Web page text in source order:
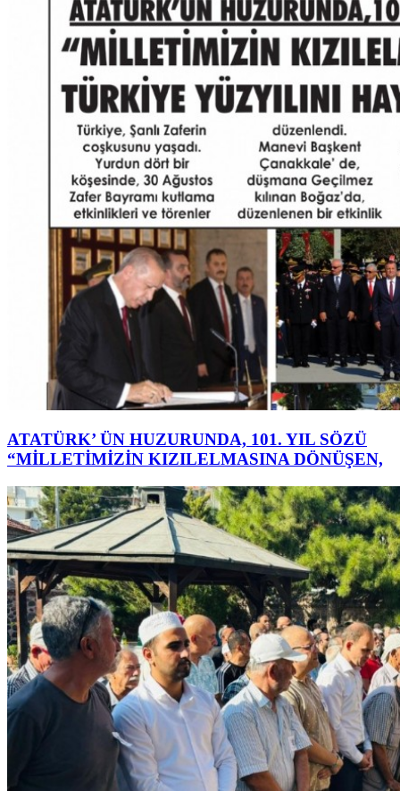
ATATÜRK’ ÜN HUZURUNDA, 101. YIL SÖZÜ
“MİLLETİMİZİN KIZILELMASINA DÖNÜŞEN,